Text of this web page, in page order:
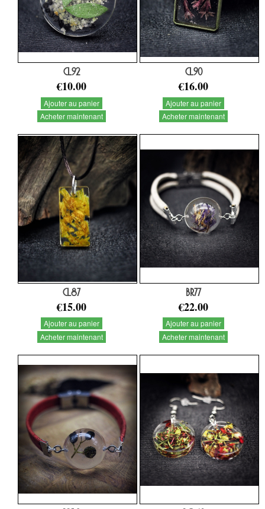
CL92
€10.00
Ajouter au panier
Acheter maintenant
CL90
€16.00
Ajouter au panier
Acheter maintenant
CL87
€15.00
Ajouter au panier
Acheter maintenant
BR77
€22.00
Ajouter au panier
Acheter maintenant